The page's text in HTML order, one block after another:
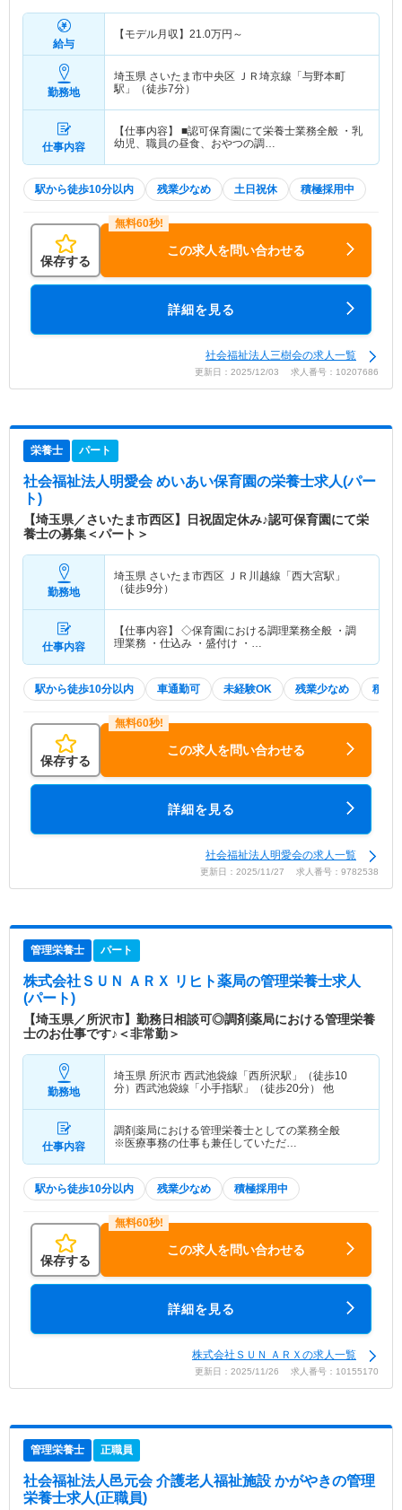
給与
【モデル月収】 21.0万円～
勤務地
埼玉県 さいたま市中央区 ＪＲ埼京線「与野本町
駅」（徒歩7分）
仕事内容
【仕事内容】 ■認可保育園にて栄養士業務全般 ・乳
幼児、職員の昼食、おやつの調…
駅から徒歩10分以内 残業少なめ 土日祝休 積極採用中
保存する
この求人を問い合わせる
詳細を見る
社会福祉法人三樹会の求人一覧
更新日：2025/12/03 求人番号：10207686
栄養士 パート
社会福祉法人明愛会 めいあい保育園の栄養士求人(パー
ト)
【埼玉県／さいたま市西区】日祝固定休み♪認可保育園にて栄
養士の募集＜パート＞
勤務地
埼玉県 さいたま市西区 ＪＲ川越線「西大宮駅」
（徒歩9分）
仕事内容
【仕事内容】 ◇保育園における調理業務全般 ・調
理業務 ・仕込み ・盛付け ・…
駅から徒歩10分以内 車通勤可 未経験OK 残業少なめ 積極
保存する
この求人を問い合わせる
詳細を見る
社会福祉法人明愛会の求人一覧
更新日：2025/11/27 求人番号：9782538
管理栄養士 パート
株式会社ＳＵＮ ＡＲＸ リヒト薬局の管理栄養士求人
(パート)
【埼玉県／所沢市】勤務日相談可◎調剤薬局における管理栄養
士のお仕事です♪＜非常勤＞
勤務地
埼玉県 所沢市 西武池袋線「西所沢駅」（徒歩10
分）西武池袋線「小手指駅」（徒歩20分） 他
仕事内容
調剤薬局における管理栄養士としての業務全般
※医療事務の仕事も兼任していただ…
駅から徒歩10分以内 残業少なめ 積極採用中
保存する
この求人を問い合わせる
詳細を見る
株式会社ＳＵＮ ＡＲＸの求人一覧
更新日：2025/11/26 求人番号：10155170
管理栄養士 正職員
社会福祉法人邑元会 介護老人福祉施設 かがやきの管理
栄養士求人(正職員)